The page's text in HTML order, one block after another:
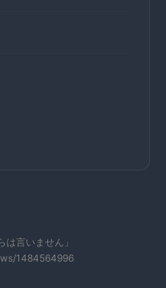
言いません」
1484564996